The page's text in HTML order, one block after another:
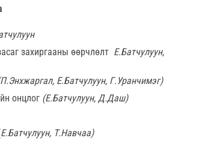
захиргааны өөрчлөлт Е.Батчулуун,
Е.Батчулуун, Г.Уранчимэг)
онцлог (Е.Батчулуун, Д.Даш)
Е.Батчулуун, Т.Навчаа)